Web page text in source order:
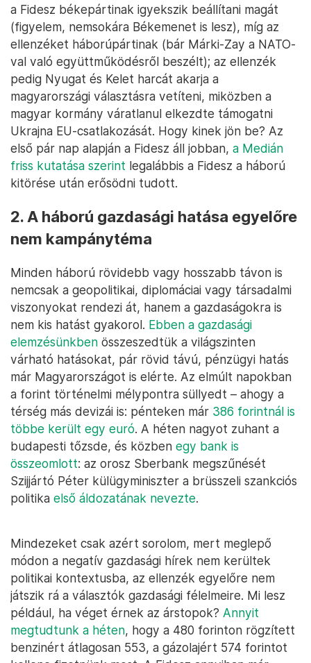
a Fidesz békepártinak igyekszik beállítani magát
(figyelem, nemsokára Békemenet is lesz), míg az
ellenzéket háborúpártinak (bár Márki-Zay a NATO-
val való együttműködésről beszélt); az ellenzék
pedig Nyugat és Kelet harcát akarja a
magyarországi választásra vetíteni, miközben a
magyar kormány váratlanul elkezdte támogatni
Ukrajna EU-csatlakozását. Hogy kinek jön be? Az
első pár nap alapján a Fidesz áll jobban, a Medián
friss kutatása szerint legalábbis a Fidesz a háború
kitörése után erősödni tudott.
2. A háború gazdasági hatása egyelőre
nem kampánytéma
Minden háború rövidebb vagy hosszabb távon is
nemcsak a geopolitikai, diplomáciai vagy társadalmi
viszonyokat rendezi át, hanem a gazdaságokra is
nem kis hatást gyakorol. Ebben a gazdasági
elemzésünkben összeszedtük a világszinten
várható hatásokat, pár rövid távú, pénzügyi hatás
már Magyarországot is elérte. Az elmúlt napokban
a forint történelmi mélypontra süllyedt – ahogy a
térség más devizái is: pénteken már 386 forintnál is
többe került egy euró. A héten nagyot zuhant a
budapesti tőzsde, és közben egy bank is
összeomlott: az orosz Sberbank megszűnését
Szijjártó Péter külügyminiszter a brüsszeli szankciós
politika első áldozatának nevezte.
Mindezeket csak azért sorolom, mert meglepő
módon a negatív gazdasági hírek nem kerültek
politikai kontextusba, az ellenzék egyelőre nem
játszik rá a választók gazdasági félelmeire. Mi lesz
például, ha véget érnek az árstopok? Annyit
megtudtunk a héten, hogy a 480 forinton rögzített
benzinért átlagosan 553, a gázolajért 574 forintot